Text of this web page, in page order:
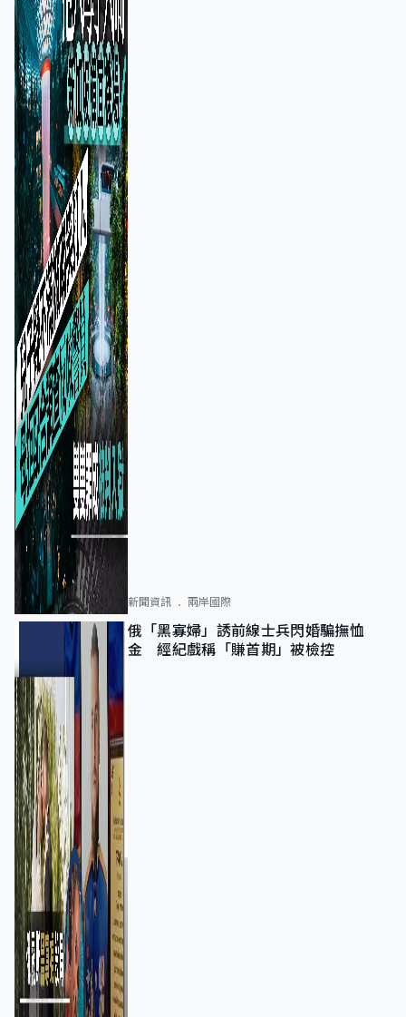
新聞資訊 兩岸國際
俄「黑寡婦」誘前線士兵閃婚騙撫恤
金 經紀戲稱「賺首期」被檢控